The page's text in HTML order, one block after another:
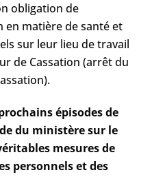
obligation de
matière de santé et
sur leur lieu de travail
de Cassation (arrêt du
épisodes de
du ministère sur le
mesures de
personnels et des